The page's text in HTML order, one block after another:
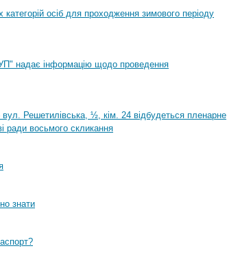
осіб для проходження зимового періоду
інформацію щодо проведення
Решетилівська, ½, кім. 24 відбудеться пленарне
ради восьмого скликання
знати